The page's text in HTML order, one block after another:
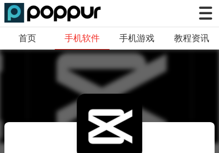
首页 手机软件 手机游戏 教程资讯